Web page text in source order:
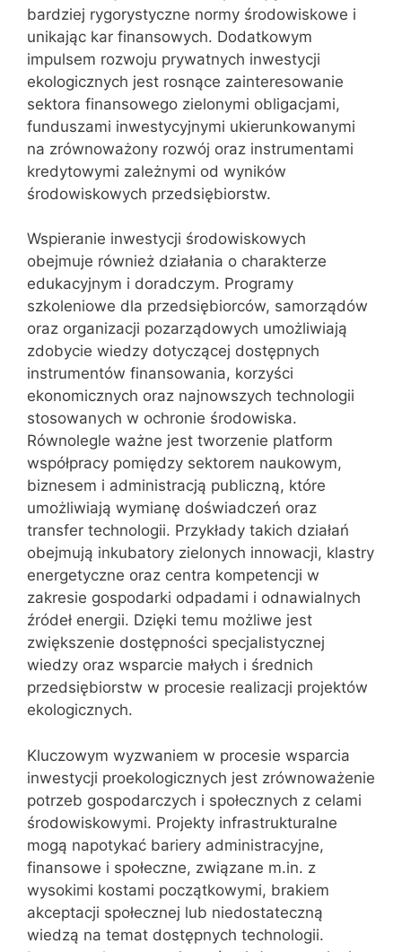
bardziej rygorystyczne normy środowiskowe i
unikając kar finansowych. Dodatkowym
impulsem rozwoju prywatnych inwestycji
ekologicznych jest rosnące zainteresowanie
sektora finansowego zielonymi obligacjami,
funduszami inwestycyjnymi ukierunkowanymi
na zrównoważony rozwój oraz instrumentami
kredytowymi zależnymi od wyników
środowiskowych przedsiębiorstw.
Wspieranie inwestycji środowiskowych
obejmuje również działania o charakterze
edukacyjnym i doradczym. Programy
szkoleniowe dla przedsiębiorców, samorządów
oraz organizacji pozarządowych umożliwiają
zdobycie wiedzy dotyczącej dostępnych
instrumentów finansowania, korzyści
ekonomicznych oraz najnowszych technologii
stosowanych w ochronie środowiska.
Równolegle ważne jest tworzenie platform
współpracy pomiędzy sektorem naukowym,
biznesem i administracją publiczną, które
umożliwiają wymianę doświadczeń oraz
transfer technologii. Przykłady takich działań
obejmują inkubatory zielonych innowacji, klastry
energetyczne oraz centra kompetencji w
zakresie gospodarki odpadami i odnawialnych
źródeł energii. Dzięki temu możliwe jest
zwiększenie dostępności specjalistycznej
wiedzy oraz wsparcie małych i średnich
przedsiębiorstw w procesie realizacji projektów
ekologicznych.
Kluczowym wyzwaniem w procesie wsparcia
inwestycji proekologicznych jest zrównoważenie
potrzeb gospodarczych i społecznych z celami
środowiskowymi. Projekty infrastrukturalne
mogą napotykać bariery administracyjne,
finansowe i społeczne, związane m.in. z
wysokimi kostami początkowymi, brakiem
akceptacji społecznej lub niedostateczną
wiedzą na temat dostępnych technologii.